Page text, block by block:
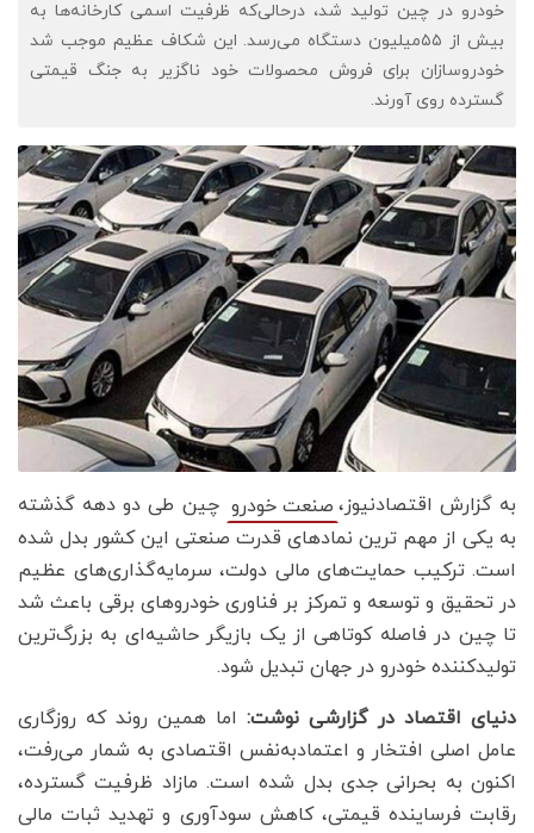
خودرو در چین تولید شد، درحالی‌که ظرفیت اسمی کارخانه‌ها به
بیش از ۵۵‌میلیون دستگاه می‌رسد. این شکاف عظیم موجب شد
خودروسازان برای فروش محصولات خود ناگزیر به جنگ قیمتی
گسترده روی آورند.
به گزارش اقتصادنیوز، صنعت خودرو چین طی دو دهه گذشته
به یکی از مهم ترین نمادهای قدرت صنعتی این کشور بدل شده
است. ترکیب حمایت‌های مالی دولت، سرمایه‌گذاری‌های عظیم
در تحقیق و توسعه و تمرکز بر فناوری خودروهای برقی باعث شد
تا چین در فاصله کوتاهی از یک بازیگر حاشیه‌ای به بزرگ‌ترین
تولیدکننده خودرو در جهان تبدیل شود.
دنیای اقتصاد در گزارشی نوشت: اما همین روند که روزگاری
عامل اصلی افتخار و اعتمادبه‌نفس اقتصادی به شمار می‌رفت،
اکنون به بحرانی جدی بدل شده است. مازاد ظرفیت گسترده،
رقابت فرساینده قیمتی، کاهش سودآوری و تهدید ثبات مالی